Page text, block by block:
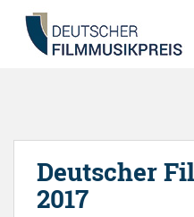
Deutscher
2017